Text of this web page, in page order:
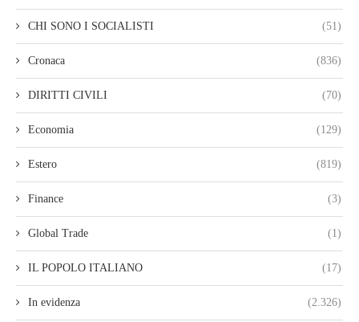
CHI SONO I SOCIALISTI (51)
Cronaca (836)
DIRITTI CIVILI (70)
Economia (129)
Estero (819)
Finance (3)
Global Trade (1)
IL POPOLO ITALIANO (17)
In evidenza (2.326)